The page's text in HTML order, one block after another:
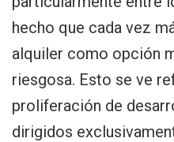
hecho que cada vez
alquiler como opción
riesgosa. Esto se ve
proliferación de
dirigidos